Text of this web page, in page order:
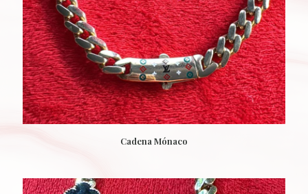
Cadena Mónaco